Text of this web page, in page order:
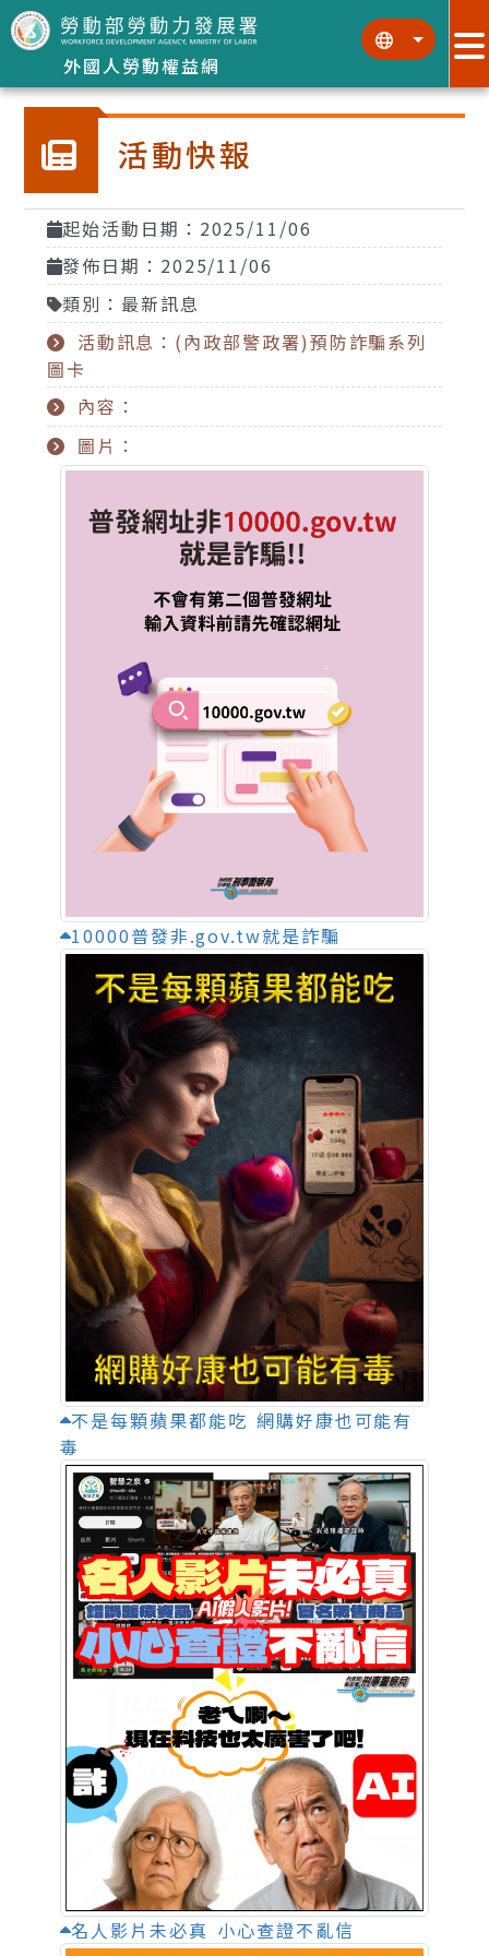
跳到主要內容區塊
外國人勞動權益網
::: :::
活動快報
起始活動日期：2025/11/06
發佈日期：2025/11/06
類別：最新訊息
活動訊息：(內政部警政署)預防詐騙系列
圖卡
內容：
圖片：
10000普發非.gov.tw就是詐騙
不是每顆蘋果都能吃 網購好康也可能有
毒
名人影片未必真 小心查證不亂信